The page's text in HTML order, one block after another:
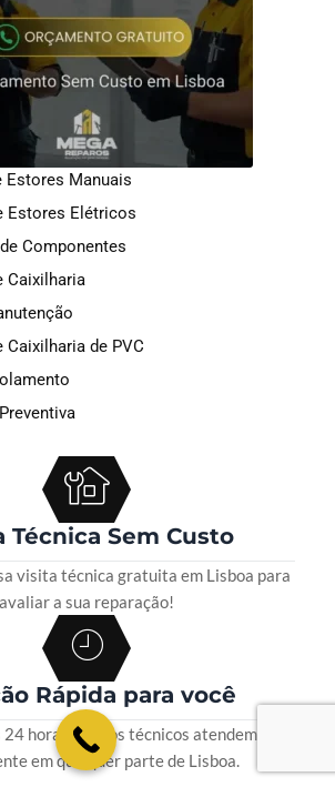
Estores Manuais
Estores Elétricos
Componentes
Caixilharia
Caixilharia de PVC
Técnica Sem Custo
visita técnica gratuita em Lisboa para
avaliar a sua reparação!
Rápida para você
horas, nossos técnicos atendem
em qualquer parte de Lisboa.
podemos ajudar?